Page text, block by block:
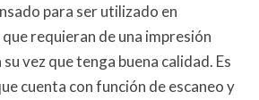
para ser utilizado en
requieran de una impresión
vez que tenga buena calidad. Es
cuenta con función de escaneo y